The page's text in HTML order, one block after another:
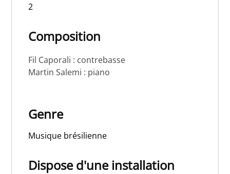
2
Composition
Fil Caporali : contrebasse
Martin Salemi : piano
Genre
Musique brésilienne
Dispose d'une installation